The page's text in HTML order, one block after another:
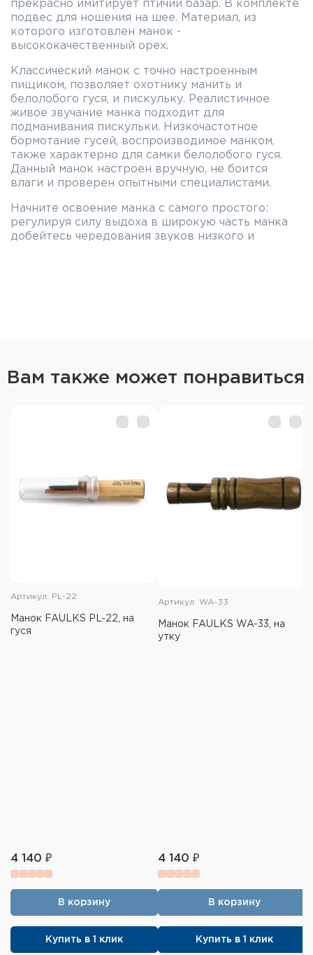
прекрасно имитирует птичий базар. В комплекте
подвес для ношения на шее. Материал, из
которого изготовлен манок -
высококачественный орех.
Классический манок с точно настроенным
пищиком, позволяет охотнику манить и
белолобого гуся, и пискульку. Реалистичное
живое звучание манка подходит для
подманивания пискульки. Низкочастотное
бормотание гусей, воспроизводимое манком,
также характерно для самки белолобого гуся.
Данный манок настроен вручную, не боится
влаги и проверен опытными специалистами.
Начните освоение манка с самого простого:
регулируя силу выдоха в широкую часть манка
добейтесь чередования звуков низкого и
Вес: 59 г.
Вам также может понравиться
Артикул: PL-22
Манок FAULKS PL-22, на
гуся
4 140 ₽
В корзину
Купить в 1 клик
Артикул: WA-33
Манок FAULKS WA-33, на
утку
4 140 ₽
В корзину
Купить в 1 клик